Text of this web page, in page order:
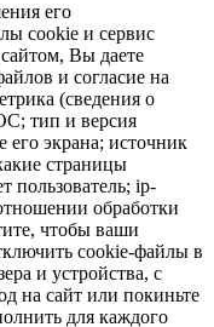
его
cookie и сервис
Вы даете
и согласие на
(сведения о
тип и версия
его экрана; источник
страницы
пользователь; ip-
обработки
чтобы ваши
cookie-файлы в
и устройства, с
на сайт или покиньте
для каждого